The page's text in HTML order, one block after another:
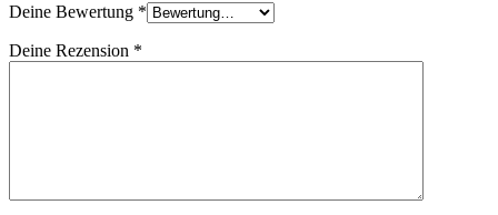
Deine Bewertung *
Deine Rezension *